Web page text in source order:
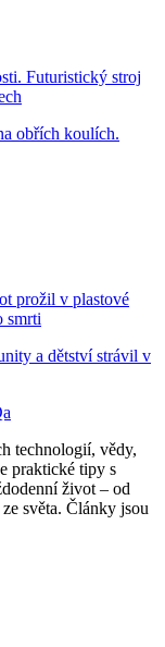
Futuristický stroj
obřích koulích.
prožil v plastové
smrti
a dětství strávil v
technologií, vědy,
praktické tipy s
život – od
světa. Články jsou